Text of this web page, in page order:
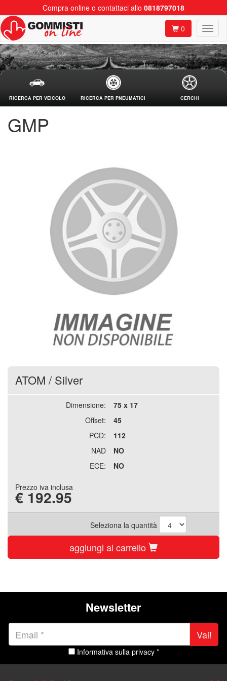
Compra online o contattaci allo 0818797018
0
RICERCA PER VEICOLO RICERCA PER PNEUMATICI CERCHI
GMP
ATOM / Silver
Dimensione:
75 x 17
Offset:
45
PCD:
112
NAD
NO
ECE:
NO
Prezzo iva inclusa
€ 192.95
Seleziona la quantità
aggiungi al carrello
Newsletter
Vai!
Informativa sulla privacy *